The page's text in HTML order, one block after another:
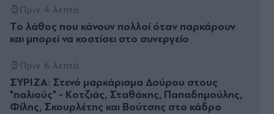
Πριν 4 λεπτά
Το λάθος που κάνουν πολλοί όταν παρκάρουν
και μπορεί να κοστίσει στο συνεργείο
Πριν 6 λεπτά
ΣΥΡΙΖΑ: Στενό μαρκάρισμα Δούρου στους
"παλιούς" - Κοτζιάς, Σταθάκης, Παπαδημούλης,
Φίλης, Σκουρλέτης και Βούτσης στο κάδρο